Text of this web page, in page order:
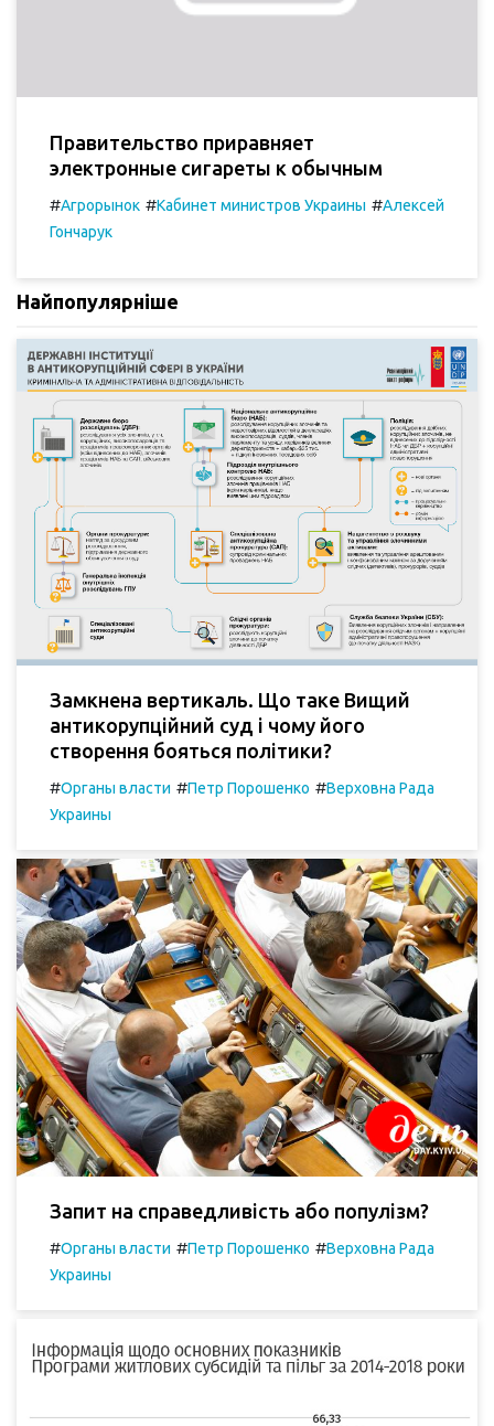
Правительство приравняет
электронные сигареты к обычным
#Агрорынок #Кабинет министров Украины #Алексей
Гончарук
Найпопулярніше
Замкнена вертикаль. Що таке Вищий
антикорупційний суд і чому його
створення бояться політики?
#Органы власти #Петр Порошенко #Верховна Рада
Украины
Запит на справедливість або популізм?
#Органы власти #Петр Порошенко #Верховна Рада
Украины